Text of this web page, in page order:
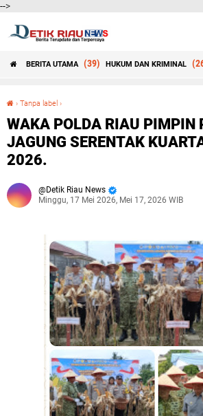
-->
BERITA UTAMA (39) HUKUM DAN KRIMINAL
› Tanpa label ›
WAKA POLDA RIAU PIMPIN
JAGUNG SERENTAK
2026.
Detik Riau News
Minggu, 17 Mei 2026, Mei 17, 2026 WIB